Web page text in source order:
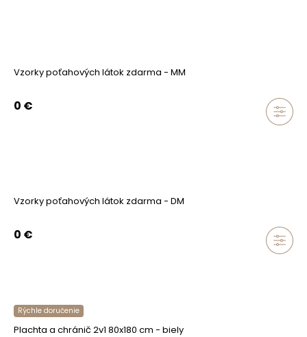
Vzorky poťahových látok zdarma - MM
0 €
Vzorky poťahových látok zdarma - DM
0 €
Rýchle doručenie
Plachta a chránič 2v1 80x180 cm - biely